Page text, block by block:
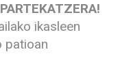
ikasleen
patioan